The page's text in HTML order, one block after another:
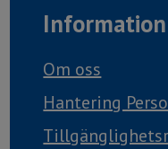
Information
Om oss
Hantering